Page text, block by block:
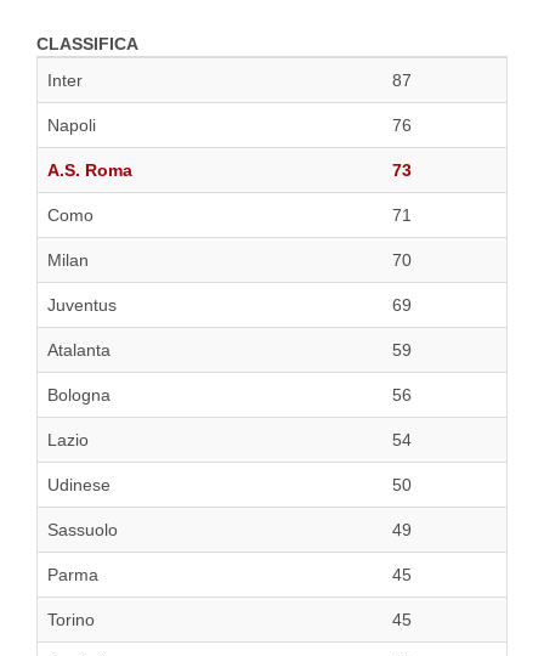
CLASSIFICA
Inter
87
Napoli 76
A.S. Roma 73
Como 71
Milan 70
Juventus 69
Atalanta 59
Bologna 56
Lazio 54
Udinese 50
Sassuolo 49
Parma 45
Torino 45